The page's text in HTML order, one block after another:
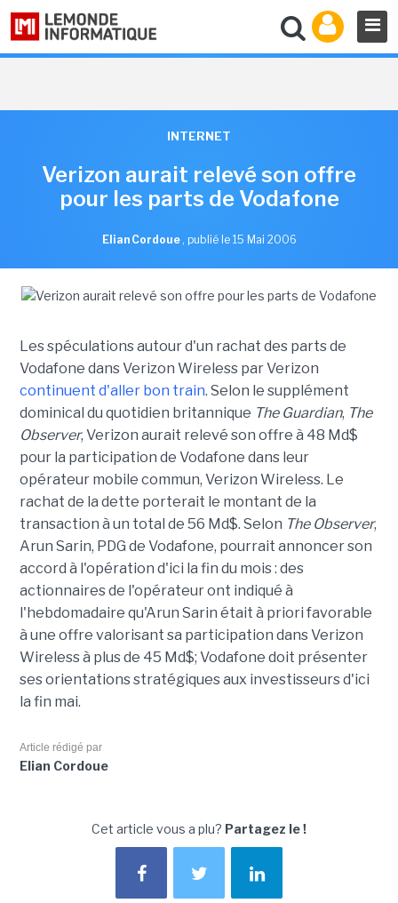
INTERNET
Verizon aurait relevé son offre
pour les parts de Vodafone
Elian Cordoue , publié le 15 Mai 2006
Les spéculations autour d'un rachat des parts de
Vodafone dans Verizon Wireless par Verizon
continuent d'aller bon train. Selon le supplément
dominical du quotidien britannique The Guardian, The
Observer, Verizon aurait relevé son offre à 48 Md$
pour la participation de Vodafone dans leur
opérateur mobile commun, Verizon Wireless. Le
rachat de la dette porterait le montant de la
transaction à un total de 56 Md$. Selon The Observer,
Arun Sarin, PDG de Vodafone, pourrait annoncer son
accord à l'opération d'ici la fin du mois : des
actionnaires de l'opérateur ont indiqué à
l'hebdomadaire qu'Arun Sarin était à priori favorable
à une offre valorisant sa participation dans Verizon
Wireless à plus de 45 Md$; Vodafone doit présenter
ses orientations stratégiques aux investisseurs d'ici
la fin mai.
Article rédigé par
Elian Cordoue
Cet article vous a plu? Partagez le !